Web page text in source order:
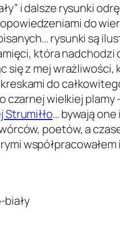
i dalsze rysunki
do
rysunki są
która nadchodzi
się z mej wrażliwości,
do
czarnej wielkiej plamy
Strumiłło… bywają
poetów, a